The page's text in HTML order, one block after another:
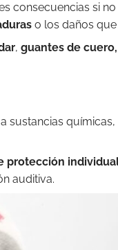
consecuencias si
o los daños
, guantes de
sustancias
protección
auditiva.